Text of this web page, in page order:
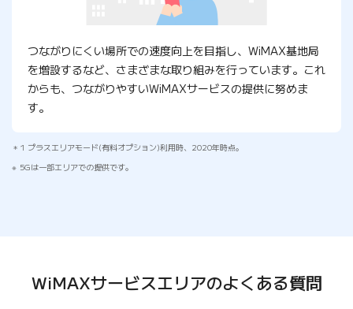
つながりにくい場所での速度向上を目指し、WiMAX基地局
を増設するなど、さまざまな取り組みを行っています。これ
からも、つながりやすいWiMAXサービスの提供に努めま
す。
1 プラスエリアモード(有料オプション)利用時、2020年時点。
5Gは一部エリアでの提供です。
WiMAXサービスエリアのよくある質問